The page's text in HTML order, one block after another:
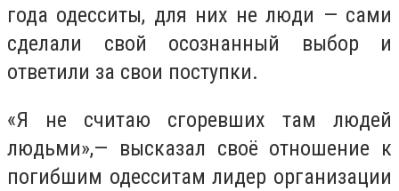
года одесситы, для них не люди — сами
сделали свой осознанный выбор и
ответили за свои поступки.
«Я не считаю сгоревших там людей
людьми»,— высказал своё отношение к
погибшим одесситам лидер организации